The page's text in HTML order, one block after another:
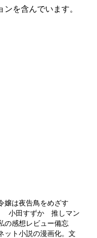
を含んでいます。
嬢は夜告鳥をめざす
小田すずか 推しマン
感想レビュー備忘
ット小説の漫画化。文